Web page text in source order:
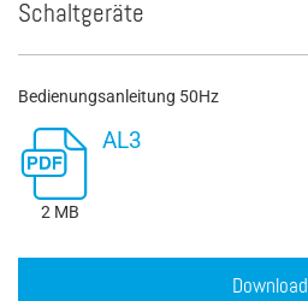
Schaltgeräte
Bedienungsanleitung 50Hz
2 MB
AL3
Download